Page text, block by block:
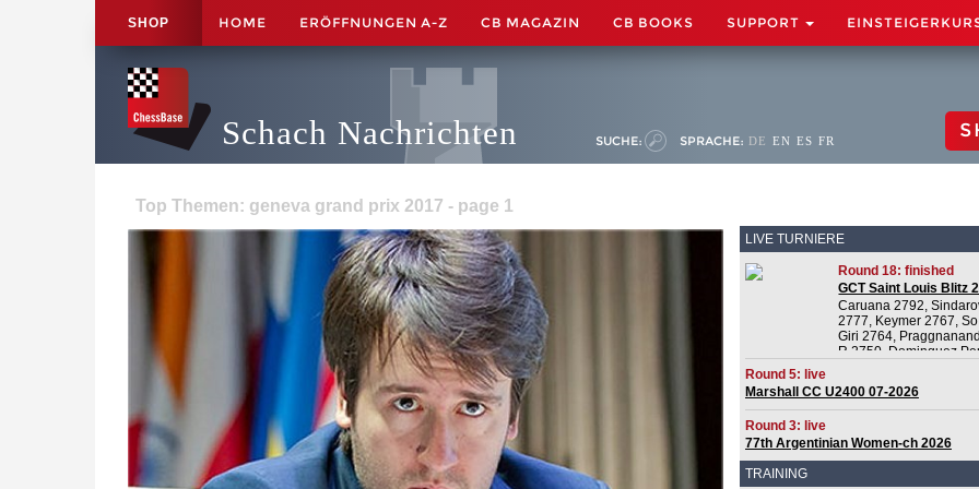
SHOP HOME ERÖFFNUNGEN A-Z CB MAGAZIN CB BOOKS SUPPORT
Schach Nachrichten SUCHE: SPRACHE: DE EN ES FR
Top Themen: geneva grand prix 2017 - page 1
LIVE TURNIERE
Round 18: finished
GCT Saint Louis Blitz
Caruana 2792,
2777, Keymer 2767,
Giri 2764,
R 2750, Dominguez
Round 5: live
Marshall CC U2400 07-2026
Round 3: live
77th Argentinian Women-ch 2026
TRAINING